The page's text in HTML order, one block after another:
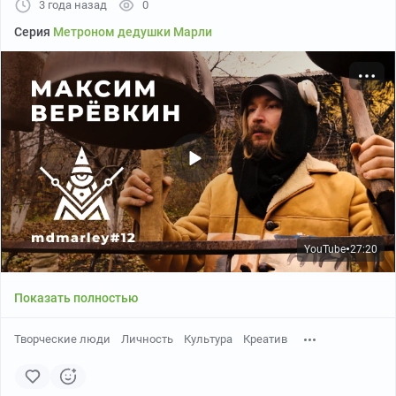
И котик!
3 года назад 0
Серия Метроном дедушки Марли
YouTube●27:20
Трудно ограничить определением «художник» или
Максим Верёвкин— несмотря на то, что в нём
присутствуют все эти ипостаси.
Показать полностью
Творческие люди Личность Культура Креатив